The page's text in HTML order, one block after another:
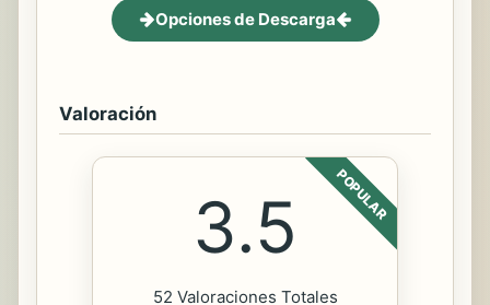
Opciones de Descarga
Valoración
POPULAR
3.5
52 Valoraciones Totales